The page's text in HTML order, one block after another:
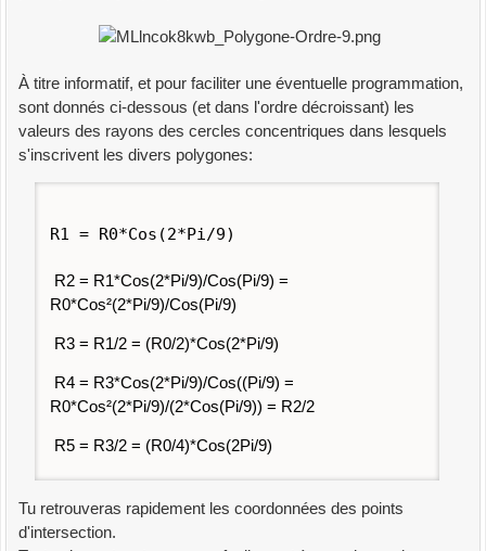
À titre informatif, et pour faciliter une éventuelle programmation,
sont donnés ci-dessous (et dans l'ordre décroissant) les
valeurs des rayons des cercles concentriques dans lesquels
s'inscrivent les divers polygones:
R1 = R0*Cos(2*Pi/9)
R2 = R1*Cos(2*Pi/9)/Cos(Pi/9) =
R0*Cos²(2*Pi/9)/Cos(Pi/9)
R3 = R1/2 = (R0/2)*Cos(2*Pi/9)
R4 = R3*Cos(2*Pi/9)/Cos((Pi/9) =
R0*Cos²(2*Pi/9)/(2*Cos(Pi/9)) = R2/2
R5 = R3/2 = (R0/4)*Cos(2Pi/9)
Tu retrouveras rapidement les coordonnées des points
d'intersection.